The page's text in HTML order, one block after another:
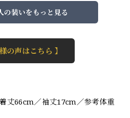
の装いをもっと見る
の声はこちら 】
丈66cm／袖丈17cm／参考体重